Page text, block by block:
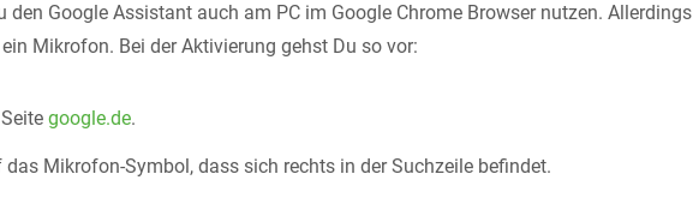
den Google Assistant auch am PC im Google Chrome Browser nutzen. Allerdings
Mikrofon. Bei der Aktivierung gehst Du so vor:
google.de.
das Mikrofon-Symbol, dass sich rechts in der Suchzeile befindet.